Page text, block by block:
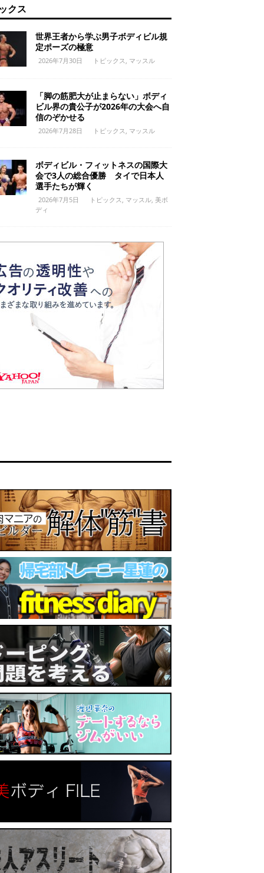
クス
世界王者から学ぶ男子ボディビル規
定ポーズの極意
2026年7月30日 トピックス マッスル
「脚の筋肥大が止まらない」ボディ
ビル界の貴公子が2026年の大会へ自
信のぞかせる
2026年7月28日 トピックス マッスル
ボディビル・フィットネスの国際大
会で3人の総合優勝 タイで日本人
選手たちが輝く
2026年7月5日 トピックス マッスル, 美ボ
ディ